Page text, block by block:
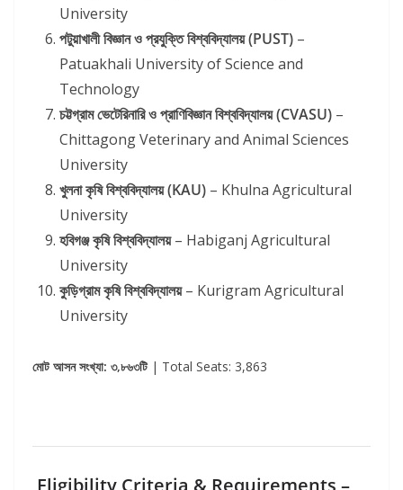
University
পটুয়াখালী বিজ্ঞান ও প্রযুক্তি বিশ্ববিদ্যালয় (PUST) –
Patuakhali University of Science and
Technology
চট্টগ্রাম ভেটেরিনারি ও প্রাণিবিজ্ঞান বিশ্ববিদ্যালয় (CVASU) –
Chittagong Veterinary and Animal Sciences
University
খুলনা কৃষি বিশ্ববিদ্যালয় (KAU) – Khulna Agricultural
University
হবিগঞ্জ কৃষি বিশ্ববিদ্যালয়– Habiganj Agricultural
University
কুড়িগ্রাম কৃষি বিশ্ববিদ্যালয়– Kurigram Agricultural
University
মোট আসন সংখ্যা: ৩,৮৬৩টি| Total Seats: 3,863